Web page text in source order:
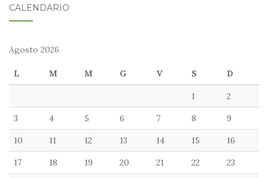
CALENDARIO
Agosto 2026
L M M G V S D
1 2
3 4 5 6 7 8 9
10 11 12 13 14 15 16
17 18 19 20 21 22 23